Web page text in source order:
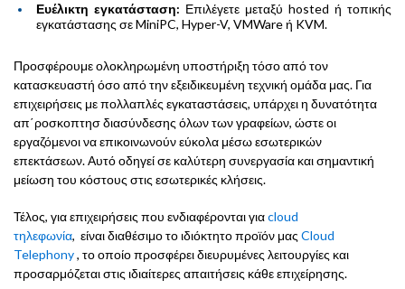
Ευέλικτη εγκατάσταση: Επιλέγετε μεταξύ hosted ή τοπικής
εγκατάστασης σε MiniPC, Hyper-V, VMWare ή KVM.
Προσφέρουμε ολοκληρωμένη υποστήριξη τόσο από τον
κατασκευαστή όσο από την εξειδικευμένη τεχνική ομάδα μας. Για
επιχειρήσεις με πολλαπλές εγκαταστάσεις, υπάρχει η δυνατότητα
απ΄ροσκοπτησ διασύνδεσης όλων των γραφείων, ώστε οι
εργαζόμενοι να επικοινωνούν εύκολα μέσω εσωτερικών
επεκτάσεων. Αυτό οδηγεί σε καλύτερη συνεργασία και σημαντική
μείωση του κόστους στις εσωτερικές κλήσεις.
Τέλος, για επιχειρήσεις που ενδιαφέρονται γιαcloud
τηλεφωνία, είναι διαθέσιμο το ιδιόκτητο προϊόν μας Cloud
Telephony, το οποίο προσφέρει διευρυμένες λειτουργίες και
προσαρμόζεται στις ιδιαίτερες απαιτήσεις κάθε επιχείρησης.